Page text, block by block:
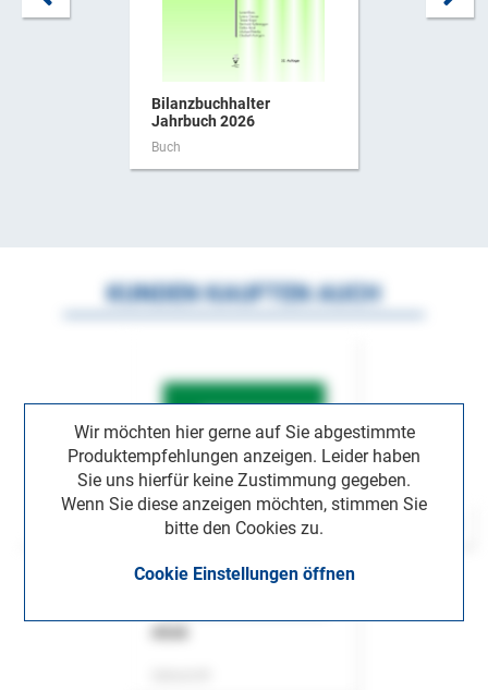
Bilanzbuchhalter
Jahrbuch 2026
Buch
Wir möchten hier gerne auf Sie abgestimmte
Produktempfehlungen anzeigen. Leider haben
Sie uns hierfür keine Zustimmung gegeben.
Wenn Sie diese anzeigen möchten, stimmen Sie
bitte den Cookies zu.
Cookie Einstellungen öffnen
KUNDEN KAUFTEN AUCH